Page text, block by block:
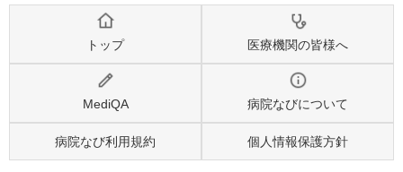
トップ 医療機関の皆様へ
MediQA 病院なびについて
病院なび利用規約 個人情報保護方針